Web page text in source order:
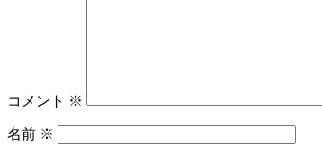
コメント ※
名前 ※